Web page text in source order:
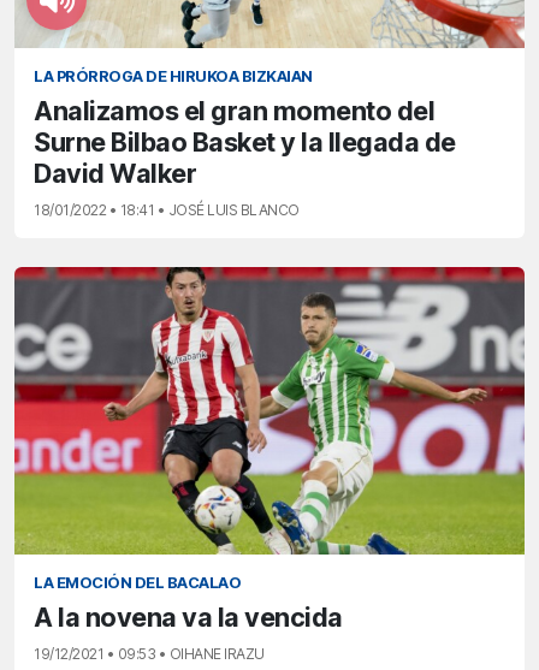
LA PRÓRROGA DE HIRUKOA BIZKAIAN
Analizamos el gran momento del
Surne Bilbao Basket y la llegada de
David Walker
18/01/2022 • 18:41 • JOSÉ LUIS BLANCO
LA EMOCIÓN DEL BACALAO
A la novena va la vencida
19/12/2021 • 09:53 • OIHANE IRAZU